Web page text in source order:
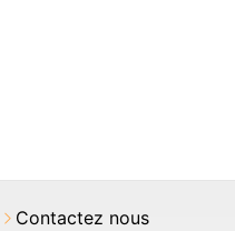
Contactez nous